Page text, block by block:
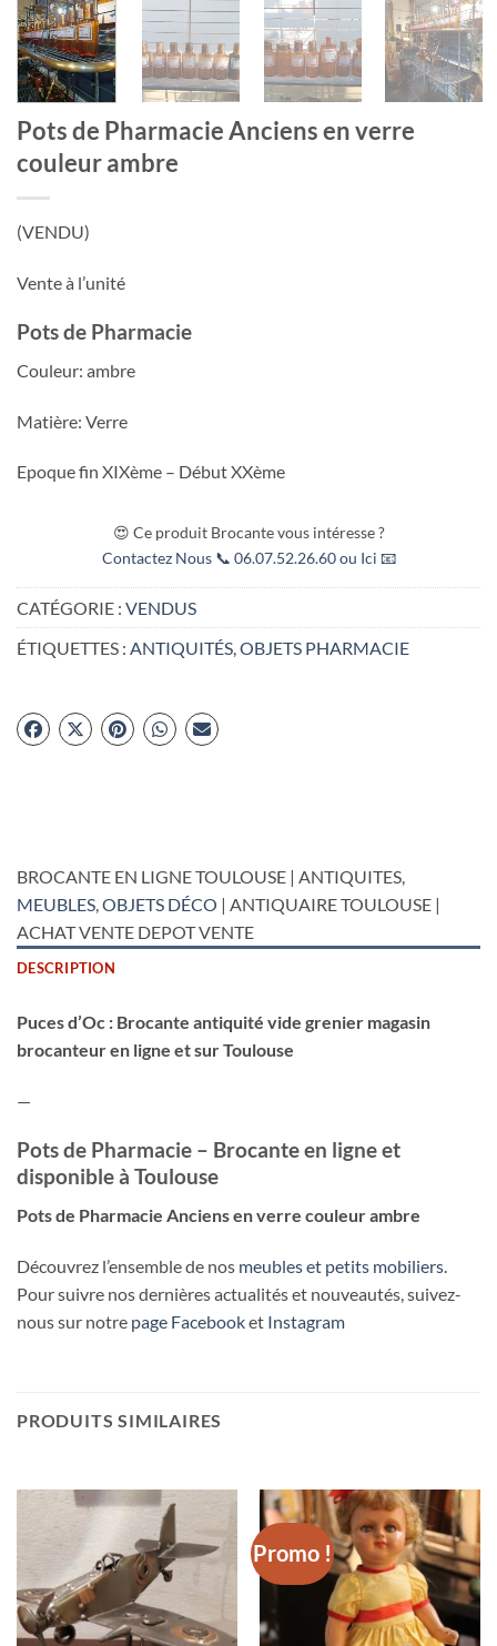
Pots de Pharmacie Anciens en verre
couleur ambre
(VENDU)
Vente à l’unité
Pots de Pharmacie
Couleur: ambre
Matière: Verre
Epoque fin XIXème – Début XXème
😍 Ce produit Brocante vous intéresse ?
Contactez Nous 📞 06.07.52.26.60 ou Ici 📧
CATÉGORIE : VENDUS
ÉTIQUETTES : ANTIQUITÉS,OBJETS PHARMACIE
BROCANTE EN LIGNE TOULOUSE | ANTIQUITES,
MEUBLES,OBJETS DÉCO | ANTIQUAIRE TOULOUSE |
ACHAT VENTE DEPOT VENTE
DESCRIPTION
Puces d’Oc : Brocante antiquité vide grenier magasin
brocanteur en ligne et sur Toulouse
—
Pots de Pharmacie – Brocante en ligne et
disponible à Toulouse
Pots de Pharmacie Anciens en verre couleur ambre
Découvrez l’ensemble de nos meubles et petits mobiliers.
Pour suivre nos dernières actualités et nouveautés, suivez-
nous sur notre page Facebooket Instagram
PRODUITS SIMILAIRES
RUPTURE DE STOCK
Promo !
RUPTURE DE STOCK